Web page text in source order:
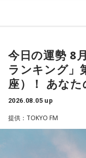
＜番組概要＞
番組名：CHINTAI
#0 ～Touch Your
放送日時：毎週日曜
パーソナリティ：きゃ
番組Webサイト：
人々は周囲の目を気
じ、「いい大人にな
みが外れたと語りま
番組のテーマである
景色を誰かと共有し
ます。トーベ・ヤンソ
がら移り変わる風景
今日の運勢 8
ランキング」
座）！ あなた
2026.08.05 up
提供：TOKYO FM